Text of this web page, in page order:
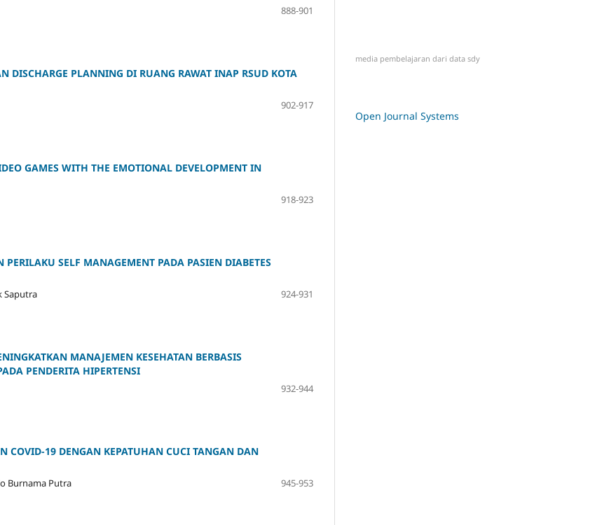
888-901
DISCHARGE PLANNING DI RUANG RAWAT INAP RSUD KOTA
902-917
GAMES WITH THE EMOTIONAL DEVELOPMENT IN
918-923
SELF MANAGEMENT PADA PASIEN DIABETES
Saputra
924-931
MANAJEMEN KESEHATAN BERBASIS
PENDERITA HIPERTENSI
932-944
COVID-19 DENGAN KEPATUHAN CUCI TANGAN DAN
Burnama Putra
945-953
media pembelajaran dari data sdy
Open Journal Systems